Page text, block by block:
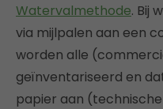
Watervalmethode. Bij
via mijlpalen aan een
worden alle
geïnventariseerd en
papier aan